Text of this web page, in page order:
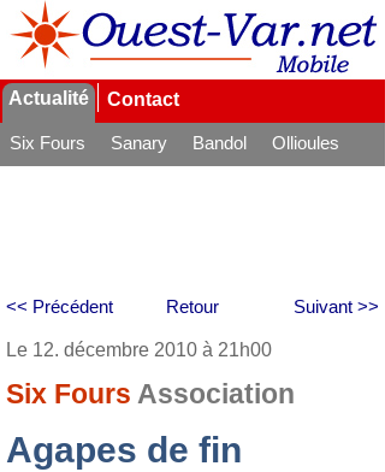
Actualité Contact
Six Fours Sanary Bandol
Ollioules
Retour
<< Précédent Suivant >>
Le 12. décembre 2010 à 21h00
Six Fours Association
Agapes de fin